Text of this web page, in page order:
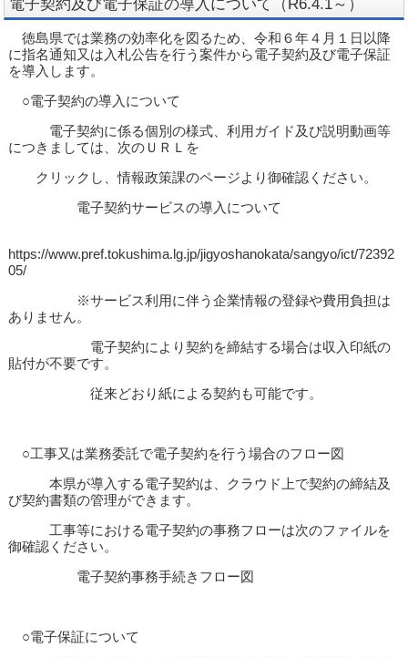
電子契約及び電子保証の導入について（R6.4.1～）
徳島県では業務の効率化を図るため、令和６年４月１日以降
に指名通知又は入札公告を行う案件から電子契約及び電子保証
を導入します。
○電子契約の導入について
電子契約に係る個別の様式、利用ガイド及び説明動画等
につきましては、次のＵＲＬを
クリックし、情報政策課のページより御確認ください。
電子契約サービスの導入について
https://www.pref.tokushima.lg.jp/jigyoshanokata/sangyo/ict/72392
05/
※サービス利用に伴う企業情報の登録や費用負担は
ありません。
電子契約により契約を締結する場合は収入印紙の
貼付が不要です。
従来どおり紙による契約も可能です。
○工事又は業務委託で電子契約を行う場合のフロー図
本県が導入する電子契約は、クラウド上で契約の締結及
び契約書類の管理ができます。
工事等における電子契約の事務フローは次のファイルを
御確認ください。
電子契約事務手続きフロー図
○電子保証について